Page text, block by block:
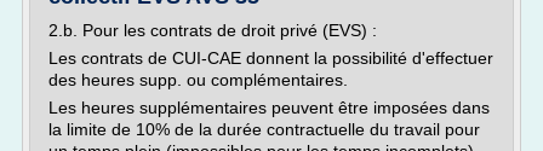
2.b. Pour les contrats de droit privé (EVS) :
Les contrats de CUI-CAE donnent la possibilité d'effectuer
des heures supp. ou complémentaires.
Les heures supplémentaires peuvent être imposées dans
la limite de 10% de la durée contractuelle du travail pour